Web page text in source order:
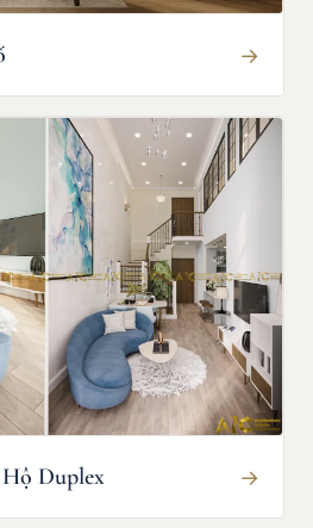
→
Duplex →